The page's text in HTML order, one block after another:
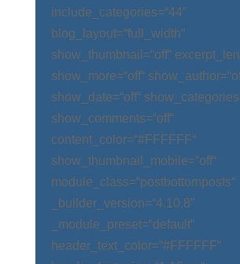
include_categories=“44″
blog_layout=“full_width“
show_thumbnail=“off“
show_more=“off“
show_date=“off“
show_comments=“off“
content_color=“#FFFFFF“
show_thumbnail_mobile=“off“
module_class=“postbottomposts“
_builder_version=“4.10.8″
_module_preset=“default“
header_text_color=“#FFFFFF“